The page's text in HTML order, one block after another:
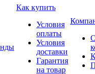
Как купить
Условия
оплаты
Условия
доставки
Гарантия
на товар